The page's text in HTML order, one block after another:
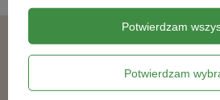
Podobne produkty
Potwierdzam
Potwierdzam